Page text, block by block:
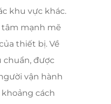
khu vực khác.
tâm mạnh mẽ
thiết bị. Về
được
vận hành
cách